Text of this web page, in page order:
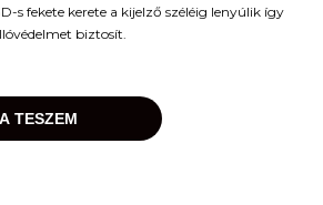
s fekete kerete a kijelző széléig lenyúlik így
biztosít.
TESZEM